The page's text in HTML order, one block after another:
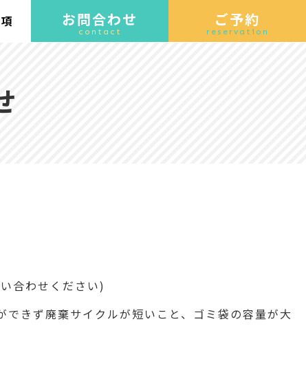
お問合わせ
contact
ご予約
reservation
合わせください)
きず廃棄サイクルが短いこと、ゴミ袋の容量が大